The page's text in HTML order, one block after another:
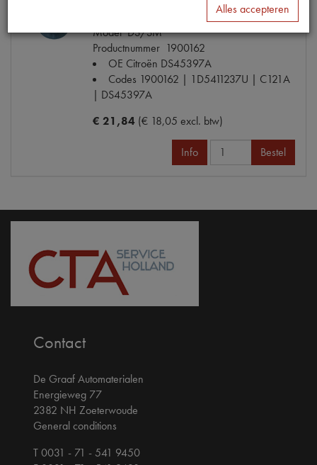
REMKNOPRUBBER (PADDESTOEL) (14)
ModelDS/SM
Productnummer 1900162
OE Citroën DS45397A
Codes 1900162 | 1D5411237U | C121A
| DS45397A
€ 21,84 (€ 18,05 excl. btw)
Info Bestel
Contact
De Graaf Automaterialen
Energieweg 77
2382 NH Zoeterwoude
General conditions
T 0031 - 71 - 541 9450
Alles accepteren